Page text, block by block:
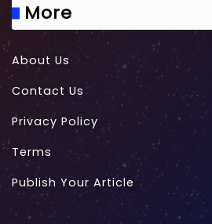
More
About Us
Contact Us
Privacy Policy
Terms
Publish Your Article